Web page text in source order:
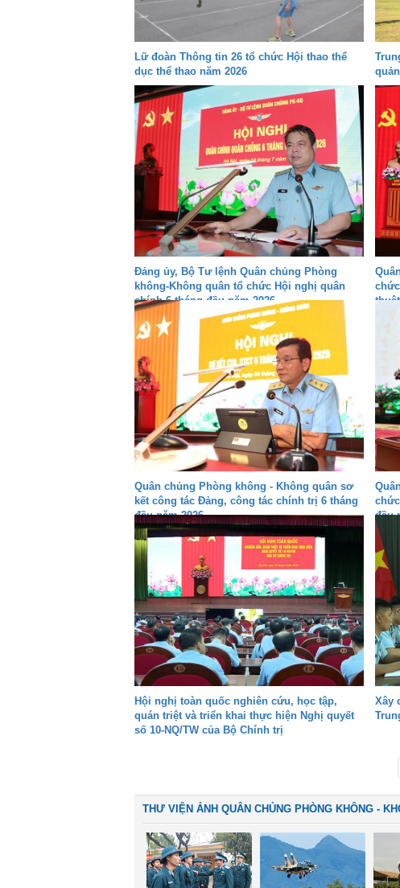
Lữ đoàn Thông tin 26 tổ chức Hội thao thể
dục thể thao năm 2026
Đảng ủy, Bộ Tư lệnh Quân chủng Phòng
không-Không quân tổ chức Hội nghị quân
chính 6 tháng đầu năm 2026
Quân chủng Phòng không - Không quân sơ
kết công tác Đảng, công tác chính trị 6 tháng
đầu năm 2026
đầu
Hội nghị toàn quốc nghiên cứu, học tập,
quán triệt và triển khai thực hiện Nghị quyết
số 10-NQ/TW của Bộ Chính trị
Xây
THƯ VIỆN ẢNH QUÂN CHỦNG PHÒNG KHÔNG -